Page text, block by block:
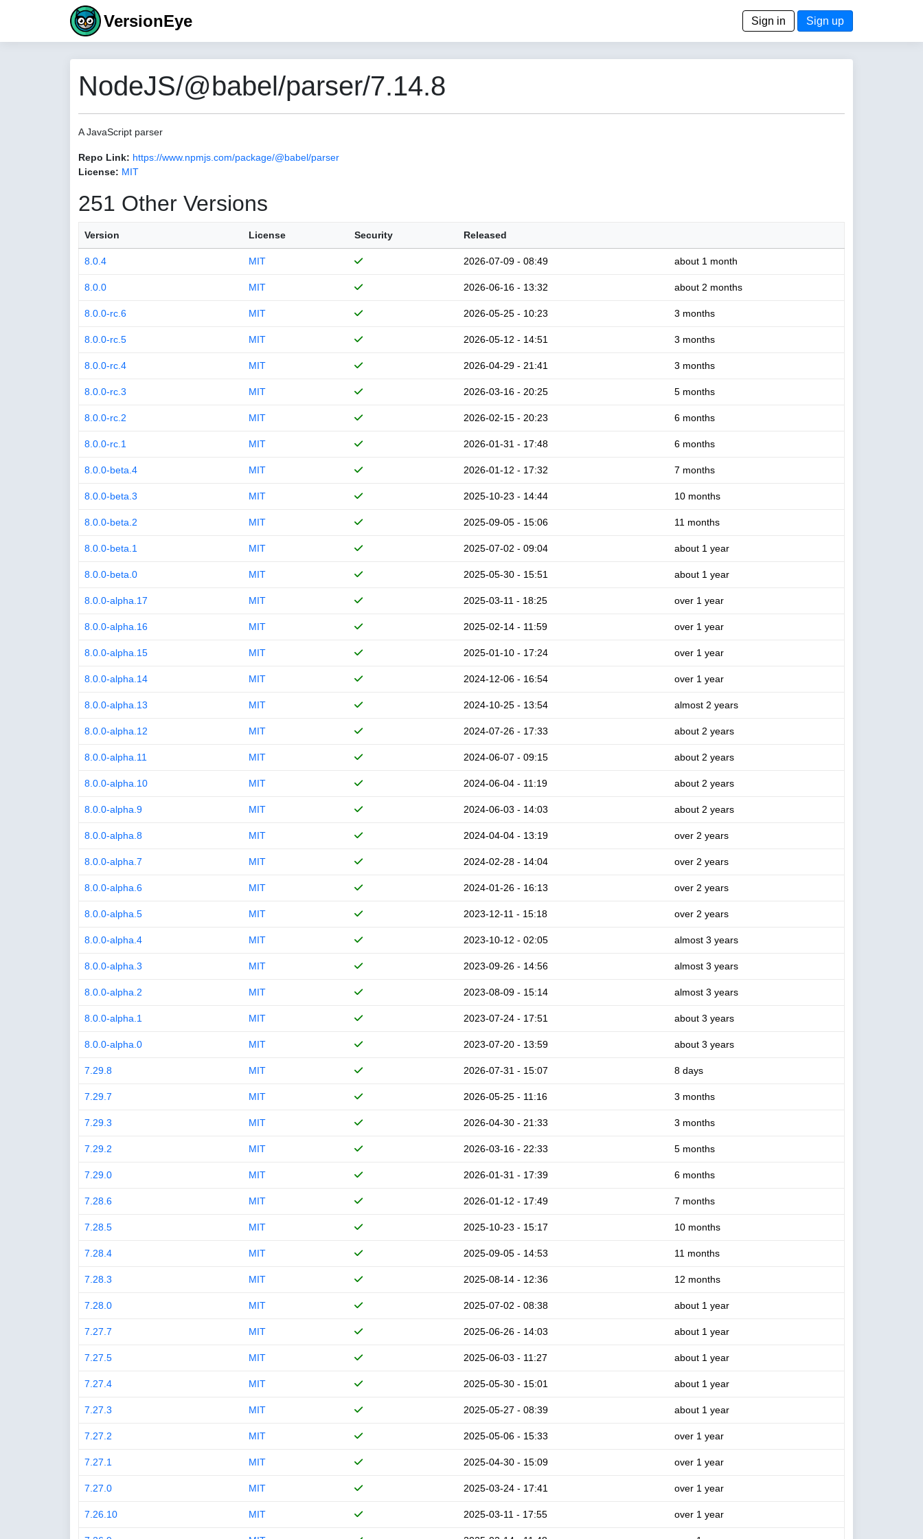
VersionEye Sign in Sign up
NodeJS/@babel/parser/7.14.8
A JavaScript parser
Repo Link: https://www.npmjs.com/package/@babel/parser
License: MIT
251 Other Versions
Version License Security Released
8.0.4 MIT 2026-07-09 - 08:49 about 1 month
8.0.0 MIT 2026-06-16 - 13:32 about 2 months
8.0.0-rc.6 MIT 2026-05-25 - 10:23 3 months
8.0.0-rc.5 MIT 2026-05-12 - 14:51 3 months
8.0.0-rc.4 MIT 2026-04-29 - 21:41 3 months
8.0.0-rc.3 MIT 2026-03-16 - 20:25 5 months
8.0.0-rc.2 MIT 2026-02-15 - 20:23 6 months
8.0.0-rc.1 MIT 2026-01-31 - 17:48 6 months
8.0.0-beta.4 MIT 2026-01-12 - 17:32 7 months
8.0.0-beta.3 MIT 2025-10-23 - 14:44 10 months
8.0.0-beta.2 MIT 2025-09-05 - 15:06 11 months
8.0.0-beta.1 MIT 2025-07-02 - 09:04 about 1 year
8.0.0-beta.0 MIT 2025-05-30 - 15:51 about 1 year
8.0.0-alpha.17 MIT 2025-03-11 - 18:25 over 1 year
8.0.0-alpha.16 MIT 2025-02-14 - 11:59 over 1 year
8.0.0-alpha.15 MIT 2025-01-10 - 17:24 over 1 year
8.0.0-alpha.14 MIT 2024-12-06 - 16:54 over 1 year
8.0.0-alpha.13 MIT 2024-10-25 - 13:54 almost 2 years
8.0.0-alpha.12 MIT 2024-07-26 - 17:33 about 2 years
8.0.0-alpha.11 MIT 2024-06-07 - 09:15 about 2 years
8.0.0-alpha.10 MIT 2024-06-04 - 11:19 about 2 years
8.0.0-alpha.9 MIT 2024-06-03 - 14:03 about 2 years
8.0.0-alpha.8 MIT 2024-04-04 - 13:19 over 2 years
8.0.0-alpha.7 MIT 2024-02-28 - 14:04 over 2 years
8.0.0-alpha.6 MIT 2024-01-26 - 16:13 over 2 years
8.0.0-alpha.5 MIT 2023-12-11 - 15:18 over 2 years
8.0.0-alpha.4 MIT 2023-10-12 - 02:05 almost 3 years
8.0.0-alpha.3 MIT 2023-09-26 - 14:56 almost 3 years
8.0.0-alpha.2 MIT 2023-08-09 - 15:14 almost 3 years
8.0.0-alpha.1 MIT 2023-07-24 - 17:51 about 3 years
8.0.0-alpha.0 MIT 2023-07-20 - 13:59 about 3 years
7.29.8 MIT 2026-07-31 - 15:07 8 days
7.29.7 MIT 2026-05-25 - 11:16 3 months
7.29.3 MIT 2026-04-30 - 21:33 3 months
7.29.2 MIT 2026-03-16 - 22:33 5 months
7.29.0 MIT 2026-01-31 - 17:39 6 months
7.28.6 MIT 2026-01-12 - 17:49 7 months
7.28.5 MIT 2025-10-23 - 15:17 10 months
7.28.4 MIT 2025-09-05 - 14:53 11 months
7.28.3 MIT 2025-08-14 - 12:36 12 months
7.28.0 MIT 2025-07-02 - 08:38 about 1 year
7.27.7 MIT 2025-06-26 - 14:03 about 1 year
7.27.5 MIT 2025-06-03 - 11:27 about 1 year
7.27.4 MIT 2025-05-30 - 15:01 about 1 year
7.27.3 MIT 2025-05-27 - 08:39 about 1 year
7.27.2 MIT 2025-05-06 - 15:33 over 1 year
7.27.1 MIT 2025-04-30 - 15:09 over 1 year
7.27.0 MIT 2025-03-24 - 17:41 over 1 year
7.26.10 MIT 2025-03-11 - 17:55 over 1 year